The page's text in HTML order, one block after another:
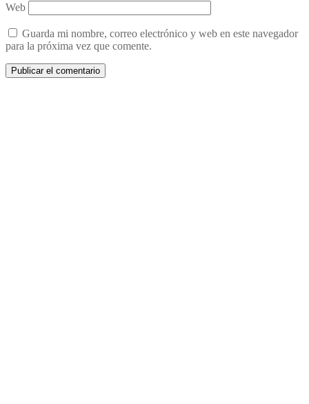
Web
Guarda mi nombre, correo electrónico y web en este navegador
para la próxima vez que comente.